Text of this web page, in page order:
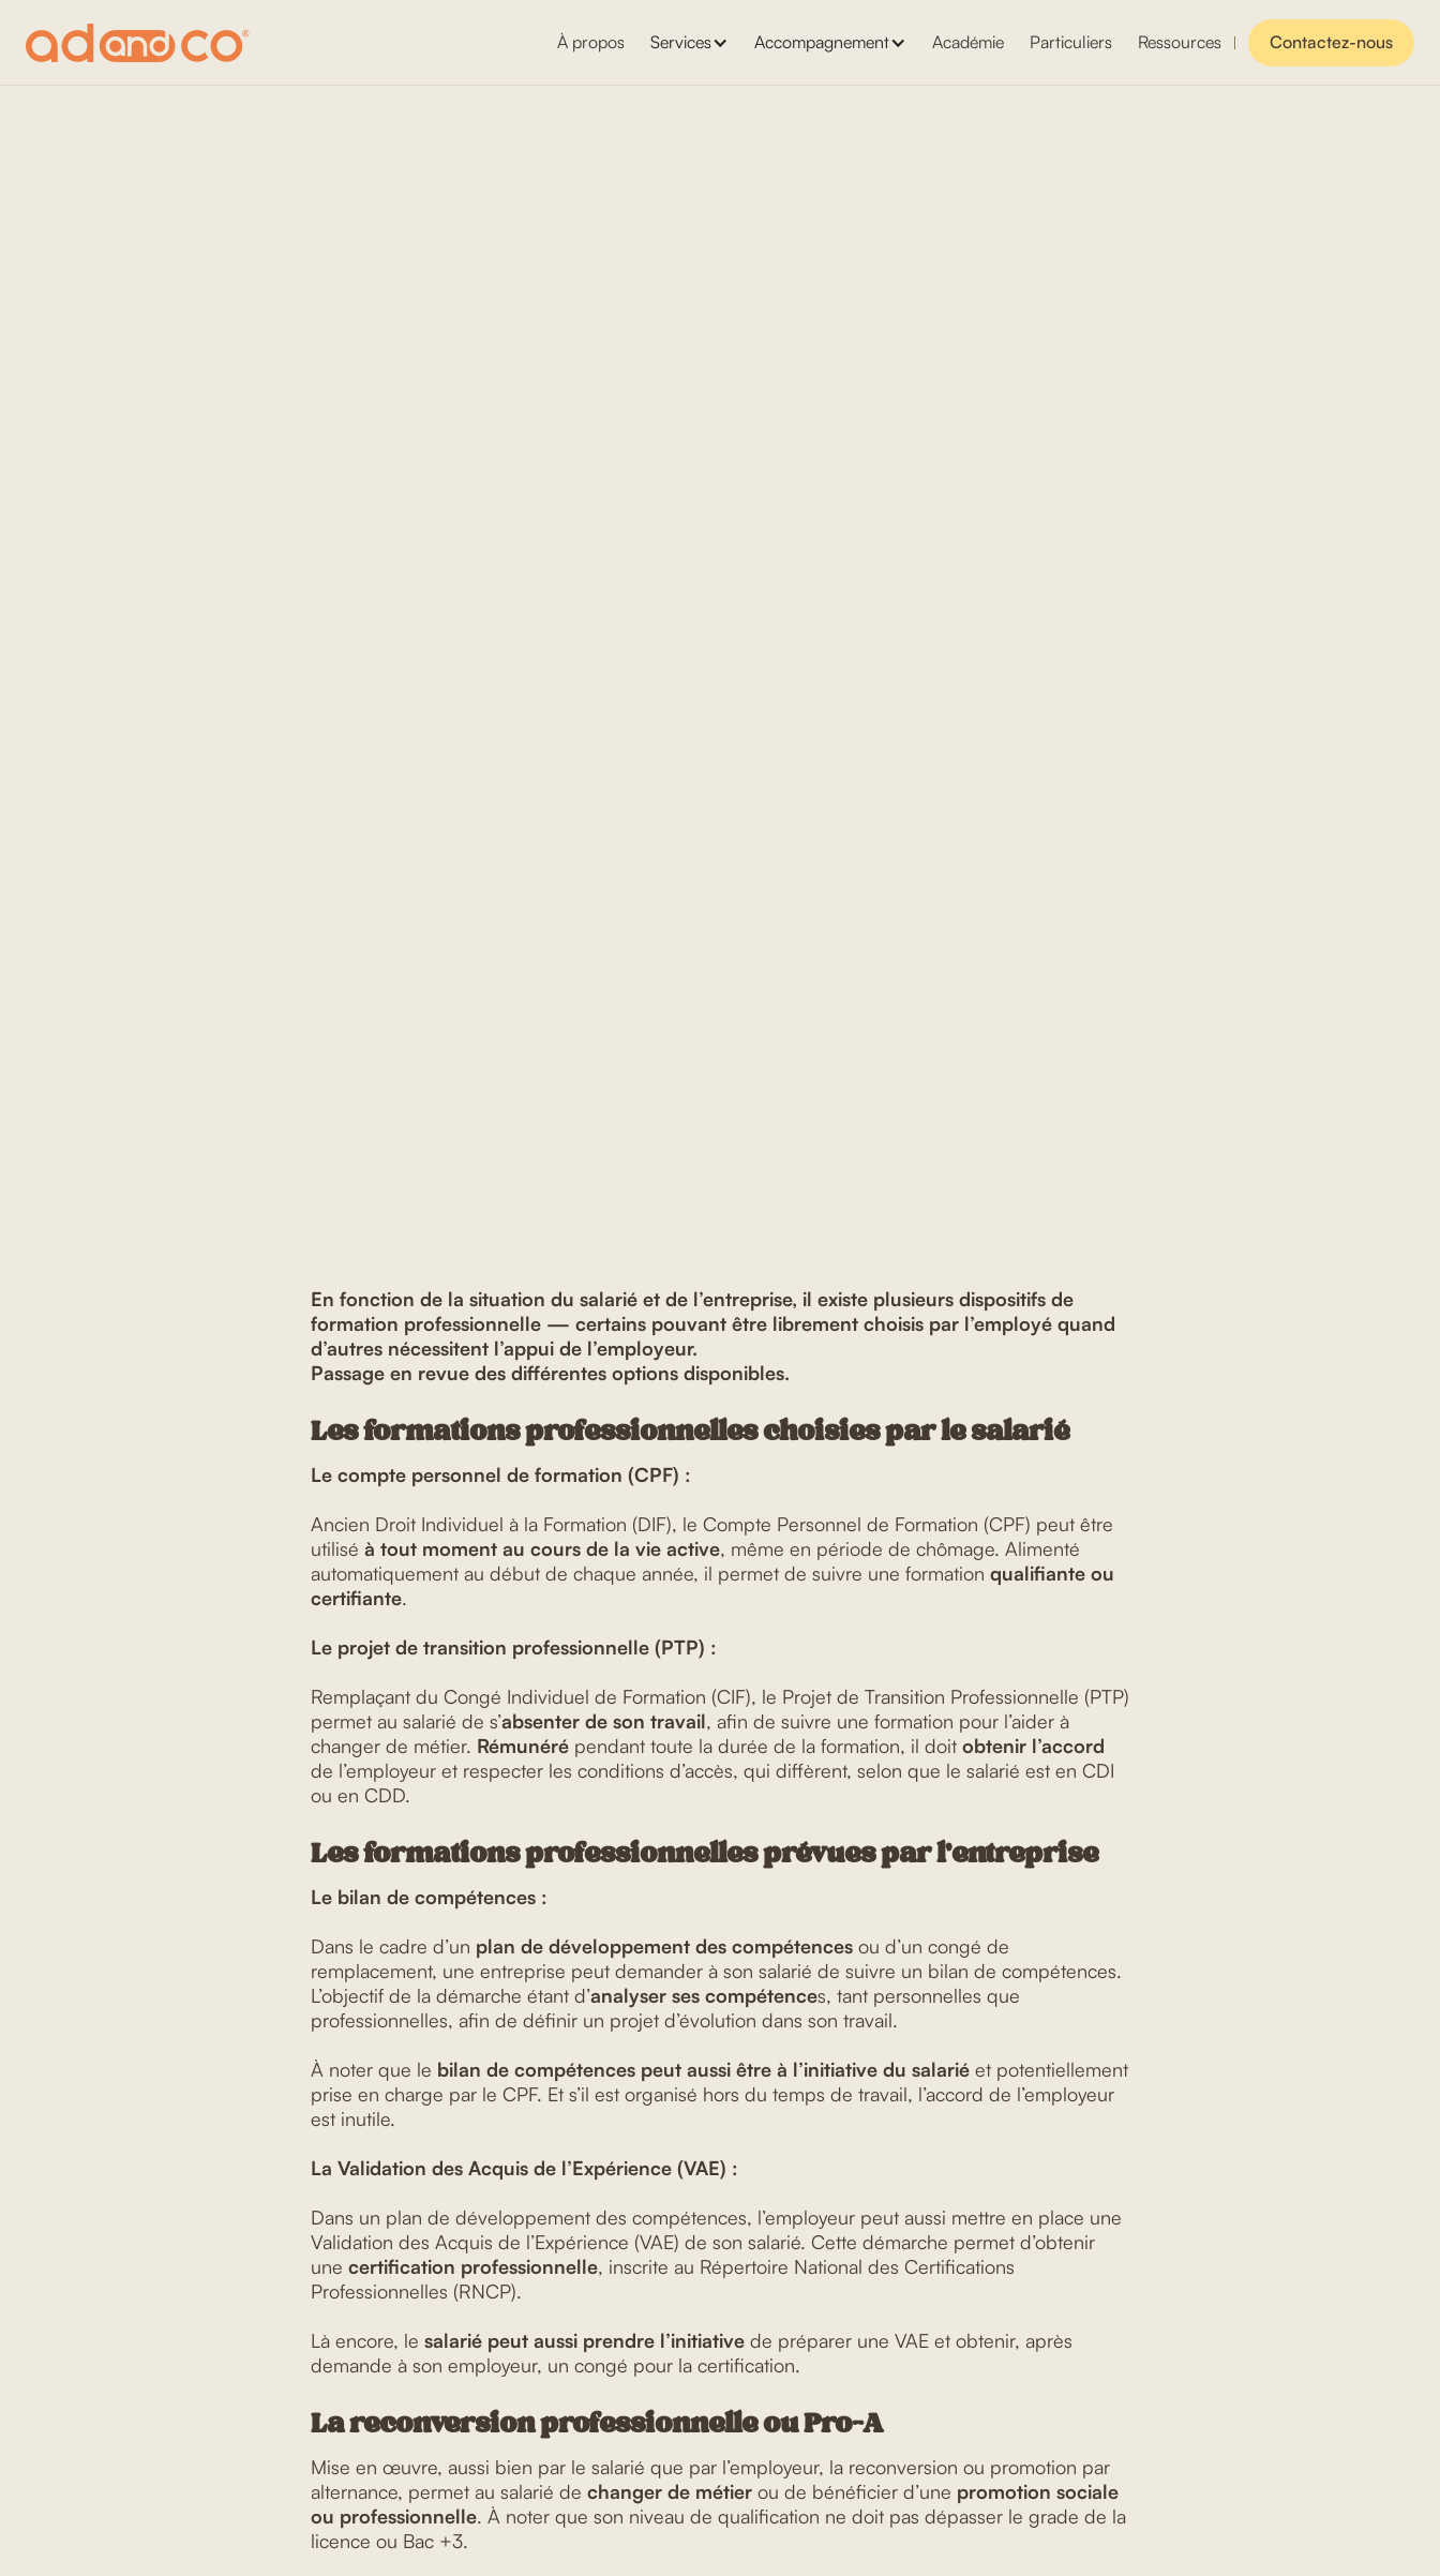
À propos Services Accompagnement Académie Particuliers Ressources Contactez-nous
En fonction de la situation du salarié et de l’entreprise, il existe plusieurs dispositifs de
formation professionnelle — certains pouvant être librement choisis par l’employé quand
d’autres nécessitent l’appui de l’employeur.
Passage en revue des différentes options disponibles.
Les formations professionnelles choisies par le salarié
Le compte personnel de formation (CPF) :
Ancien Droit Individuel à la Formation (DIF), le Compte Personnel de Formation (CPF) peut être
utilisé à tout moment au cours de la vie active, même en période de chômage. Alimenté
automatiquement au début de chaque année, il permet de suivre une formation qualifiante ou
certifiante.
Le projet de transition professionnelle (PTP) :
Remplaçant du Congé Individuel de Formation (CIF), le Projet de Transition Professionnelle (PTP)
permet au salarié de s’absenter de son travail, afin de suivre une formation pour l’aider à
changer de métier. Rémunéré pendant toute la durée de la formation, il doit obtenir l’accord
de l’employeur et respecter les conditions d’accès, qui diffèrent, selon que le salarié est en CDI
ou en CDD.
Les formations professionnelles prévues par l’entreprise
Le bilan de compétences :
Dans le cadre d’un plan de développement des compétences ou d’un congé de
remplacement, une entreprise peut demander à son salarié de suivre un bilan de compétences.
L’objectif de la démarche étant d’analyser ses compétences, tant personnelles que
professionnelles, afin de définir un projet d’évolution dans son travail.
À noter que le bilan de compétences peut aussi être à l’initiative du salarié et potentiellement
prise en charge par le CPF. Et s’il est organisé hors du temps de travail, l’accord de l’employeur
est inutile.
La Validation des Acquis de l’Expérience (VAE) :
Dans un plan de développement des compétences, l’employeur peut aussi mettre en place une
Validation des Acquis de l’Expérience (VAE) de son salarié. Cette démarche permet d’obtenir
une certification professionnelle, inscrite au Répertoire National des Certifications
Professionnelles (RNCP).
Là encore, le salarié peut aussi prendre l’initiative de préparer une VAE et obtenir, après
demande à son employeur, un congé pour la certification.
La reconversion professionnelle ou Pro-A
Mise en œuvre, aussi bien par le salarié que par l’employeur, la reconversion ou promotion par
alternance, permet au salarié de changer de métier ou de bénéficier d’une promotion sociale
ou professionnelle. À noter que son niveau de qualification ne doit pas dépasser le grade de la
licence ou Bac +3.